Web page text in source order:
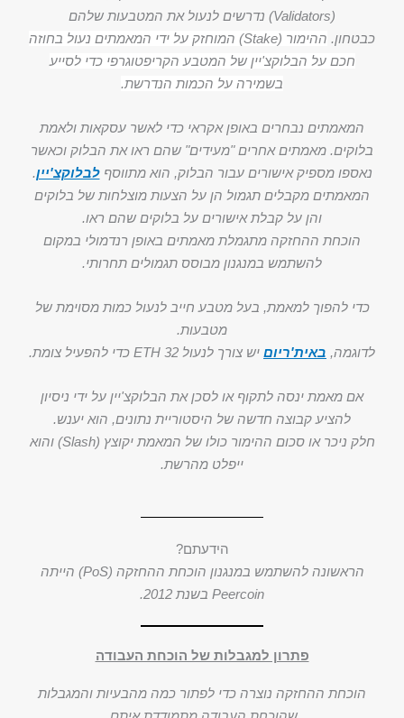
(Validators) נדרשים לנעול את המטבעות שלהם
כבטחון.
ההימור (Stake) המוחזק על ידי המאמתים נעול בחוזה
חכם על הבלוקצ'יין של המטבע הקריפטוגרפי כדי לסייע
בשמירה על הכמות הנדרשת.
המאמתים נבחרים באופן אקראי כדי לאשר עסקאות ולאמת
בלוקים. מאמתים אחרים "מעידים" שהם ראו את הבלוק וכאשר
נאספו מספיק אישורים עבור הבלוק, הוא מתווסףלבלוקצ'יין.
המאמתים מקבלים תגמול הן על הצעות מוצלחות של בלוקים
והן על קבלת אישורים על בלוקים שהם ראו.
הוכחת ההחזקה מתגמלת מאמתים באופן רנדמולי במקום
להשתמש במנגנון מבוסס תגמולים תחרותי.
כדי להפוך למאמת, בעל מטבע חייב לנעול כמות מסוימת של
מטבעות.
לדוגמה, באית'ריום יש צורך לנעול 32 ETH כדי להפעיל צומת.
אם מאמת ינסה לתקוף או לסכן את הבלוקצ'יין על ידי ניסיון
להציע קבוצה חדשה של היסטוריית נתונים, הוא יענש.
חלק ניכר או סכום ההימור כולו של המאמת יקוצץ (Slash) והוא
ייפלט מהרשת.
הידעתם?
הראשונה להשתמש במנגנון הוכחת ההחזקה (PoS) הייתה
Peercoin בשנת 2012.
פתרון למגבלות של הוכחת העבודה
הוכחת ההחזקה נוצרה כדי לפתור כמה מהבעיות והמגבלות